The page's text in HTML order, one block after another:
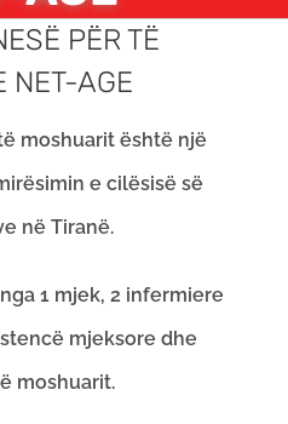
PËR TË
NET-AGE
moshuarit është një
e cilësisë së
në Tiranë.
1 mjek, 2 infermiere
mjeksore dhe
moshuarit.